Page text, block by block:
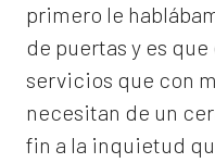
primero le
de puertas y es
servicios que con
necesitan de un
fin a la inquietud